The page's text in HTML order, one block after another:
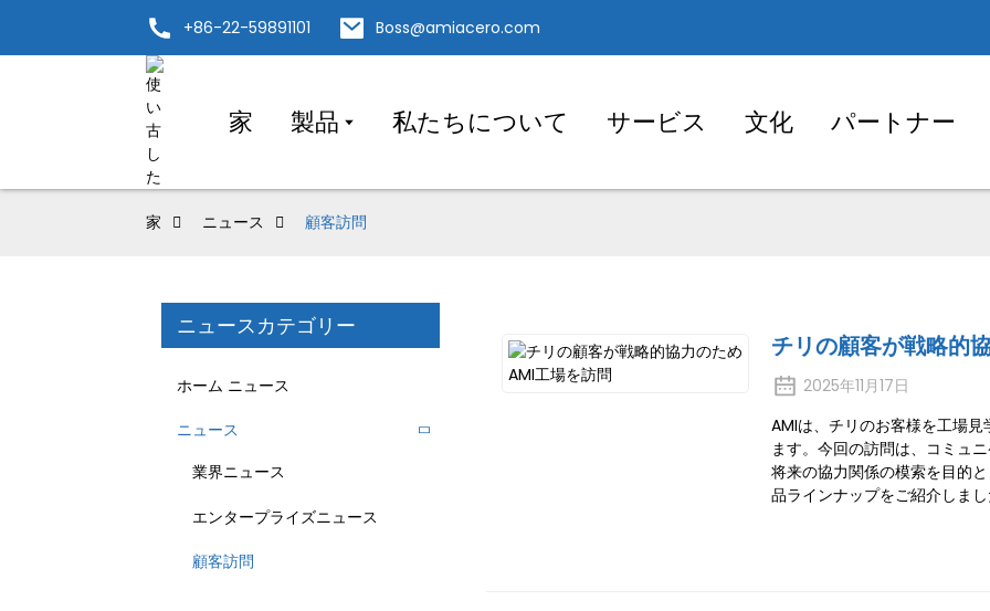
+86-22-59891101 Boss@amiacero.com
家 製品 私たちについて サービス 文化 パートナー
家 ニュース 顧客訪問
ニュースカテゴリー
ホーム ニュース
ニュース
業界ニュース
エンタープライズニュース
顧客訪問
チリの顧客が戦略的
2025年11月17日
AMIは、チリのお客様を工場
ます。今回の訪問は、コミュ
将来の協力関係の模索を目的
品ラインナップをご紹介しまし